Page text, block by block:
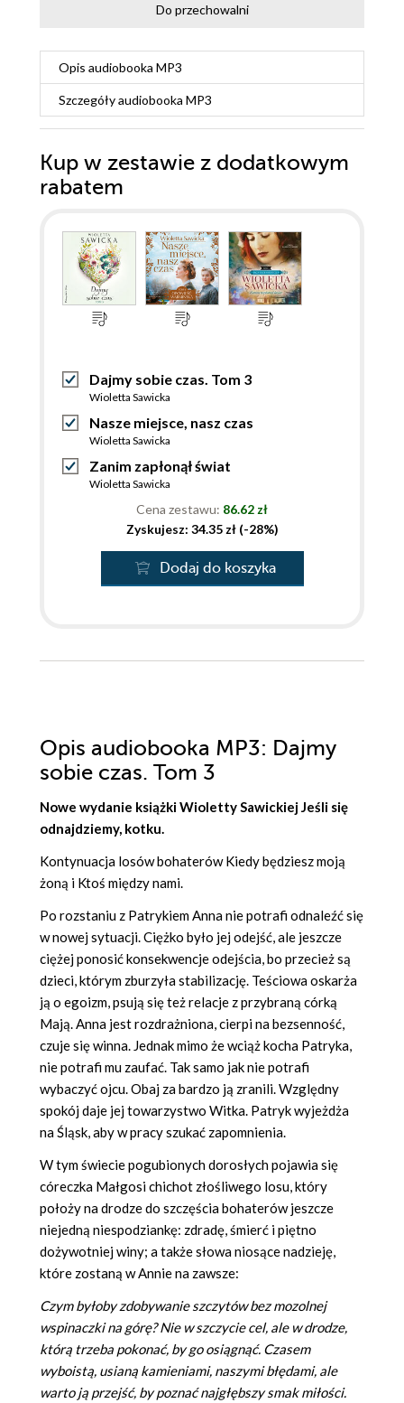
Do przechowalni
Opis audiobooka MP3
Szczegółyaudiobooka MP3
Kup w zestawie z dodatkowym
rabatem
Dajmy sobie czas. Tom 3
Wioletta Sawicka
Nasze miejsce, nasz czas
Wioletta Sawicka
Zanim zapłonął świat
Wioletta Sawicka
Cena zestawu: 86.62 zł
Zyskujesz: 34.35 zł (-28%)
Dodaj do koszyka
Opis audiobooka MP3: Dajmy
sobie czas. Tom 3
Nowe wydanie książki Wioletty Sawickiej Jeśli się
odnajdziemy, kotku.
Kontynuacja losów bohaterów Kiedy będziesz moją
żoną i Ktoś między nami.
Po rozstaniu z Patrykiem Anna nie potrafi odnaleźć się
w nowej sytuacji. Ciężko było jej odejść, ale jeszcze
ciężej ponosić konsekwencje odejścia, bo przecież są
dzieci, którym zburzyła stabilizację. Teściowa oskarża
ją o egoizm, psują się też relacje z przybraną córką
Mają. Anna jest rozdrażniona, cierpi na bezsenność,
czuje się winna. Jednak mimo że wciąż kocha Patryka,
nie potrafi mu zaufać. Tak samo jak nie potrafi
wybaczyć ojcu. Obaj za bardzo ją zranili. Względny
spokój daje jej towarzystwo Witka. Patryk wyjeżdża
na Śląsk, aby w pracy szukać zapomnienia.
W tym świecie pogubionych dorosłych pojawia się
córeczka Małgosi chichot złośliwego losu, który
położy na drodze do szczęścia bohaterów jeszcze
niejedną niespodziankę: zdradę, śmierć i piętno
dożywotniej winy; a także słowa niosące nadzieję,
które zostaną w Annie na zawsze:
Czym byłoby zdobywanie szczytów bez mozolnej
wspinaczki na górę? Nie w szczycie cel, ale w drodze,
którą trzeba pokonać, by go osiągnąć. Czasem
wyboistą, usianą kamieniami, naszymi błędami, ale
warto ją przejść, by poznać najgłębszy smak miłości.